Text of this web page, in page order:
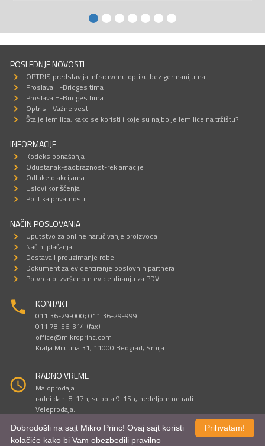
POSLEDNJE NOVOSTI
OPTRIS predstavlja infracrvenu optiku bez germanijuma
Proslava H-Bridges tima
Proslava H-Bridges tima
Optris - Važne vesti
Šta je lemilica, kako se koristi i koje su najbolje lemilice na tržištu?
INFORMACIJE
Kodeks ponašanja
Odustanak-saobraznost-reklamacije
Odluke o akcijama
Uslovi korišćenja
Politika privatnosti
NAČIN POSLOVANJA
Uputstvo za online naručivanje proizvoda
Načini plaćanja
Dostava I preuzimanje robe
Dokument za evidentiranje poslovnih partnera
Potvrda o izvršenom evidentiranju za PDV
KONTAKT
011 36-29-000; 011 36-29-999
011 78-56-314 (fax)
office@mikroprinc.com
Kralja Milutina 31, 11000 Beograd, Srbija
RADNO VREME
Maloprodaja:
radni dani 8-17h, subota 9-15h, nedeljom ne radi
Veleprodaja:
Prihvatam!
Dobrodošli na sajt Mikro Princ! Ovaj sajt koristi
kolačiće kako bi Vam obezbedili pravilno